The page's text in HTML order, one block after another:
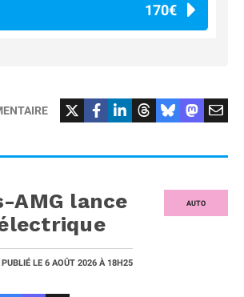
170€
#liga
AUTO
AMG lance
LE 6 AOÛT 2026 À 18H25